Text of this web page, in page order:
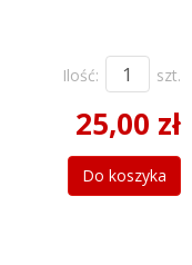
Ilość: szt.
25,00 zł
Do koszyka